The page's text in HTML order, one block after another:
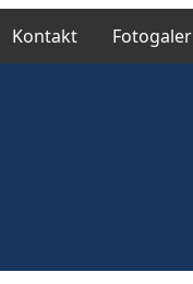
Kontakt